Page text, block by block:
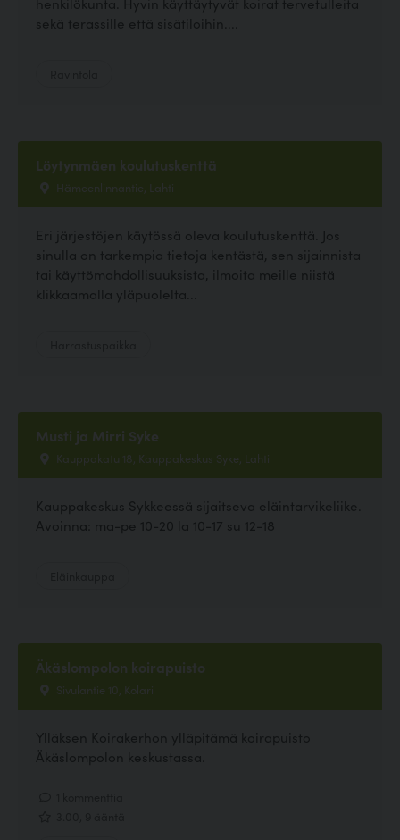
sekä terassille että sisätiloihin....
Löytynmäen koulutuskenttä
Hämeenlinnantie, Lahti
Eri järjestöjen käytössä oleva koulutuskenttä. Jos
sinulla on tarkempia tietoja kentästä, sen sijainnista
tai käyttömahdollisuuksista, ilmoita meille niistä
klikkaamalla yläpuolelta...
Musti ja Mirri Syke
Kauppakatu 18, Kauppakeskus Syke, Lahti
Kauppakeskus Sykkeessä sijaitseva eläintarvikeliike.
Avoinna: ma-pe 10-20 la 10-17 su 12-18
Äkäslompolon koirapuisto
Sivulantie 10, Kolari
Ylläksen Koirakerhon ylläpitämä koirapuisto
Äkäslompolon keskustassa.